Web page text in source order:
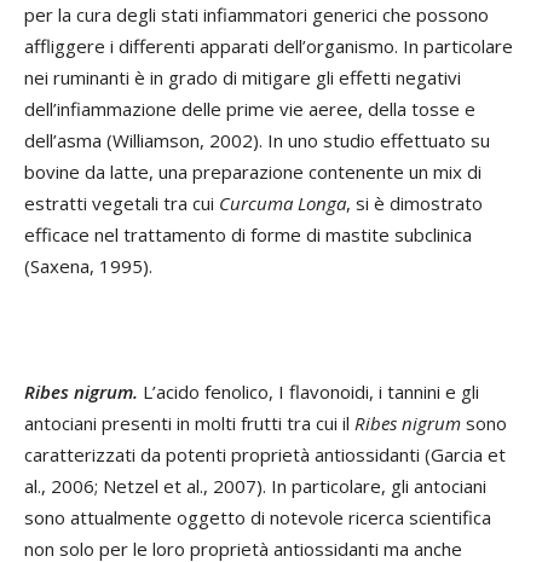
per la cura degli stati infiammatori generici che possono
affliggere i differenti apparati dell’organismo. In particolare
nei ruminanti è in grado di mitigare gli effetti negativi
dell’infiammazione delle prime vie aeree, della tosse e
dell’asma (Williamson, 2002). In uno studio effettuato su
bovine da latte, una preparazione contenente un mix di
estratti vegetali tra cui Curcuma Longa, si è dimostrato
efficace nel trattamento di forme di mastite subclinica
(Saxena, 1995).
Ribes nigrum. L’acido fenolico, I flavonoidi, i tannini e gli
antociani presenti in molti frutti tra cui il Ribes nigrum sono
caratterizzati da potenti proprietà antiossidanti (Garcia et
al., 2006; Netzel et al., 2007). In particolare, gli antociani
sono attualmente oggetto di notevole ricerca scientifica
non solo per le loro proprietà antiossidanti ma anche